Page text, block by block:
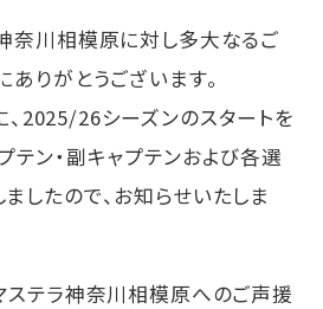
奈川相模原に対し多大なるご
りがとうございます。
、2025/26シーズンのスタートを
テン・副キャプテンおよび各選
したので、お知らせいたしま
ステラ神奈川相模原へのご声援